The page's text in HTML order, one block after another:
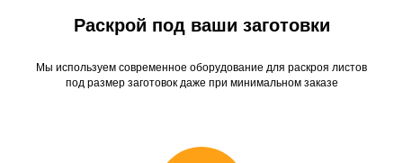
Раскрой под ваши заготовки
Мы используем современное оборудование для раскроя листов
под размер заготовок даже при минимальном заказе